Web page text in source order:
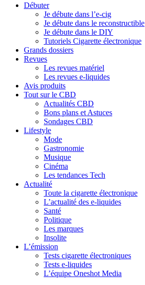
Débuter
Je débute dans l’e-cig
Je débute dans le reconstructible
Je débute dans le DIY
Tutoriels Cigarette électronique
Grands dossiers
Revues
Les revues matériel
Les revues e-liquides
Avis produits
Tout sur le CBD
Actualités CBD
Bons plans et Astuces
Sondages CBD
Lifestyle
Mode
Gastronomie
Musique
Cinéma
Les tendances Tech
Actualité
Toute la cigarette électronique
L’actualité des e-liquides
Santé
Politique
Les marques
Insolite
L’émission
Tests cigarette électroniques
Tests e-liquides
L’équipe Oneshot Media